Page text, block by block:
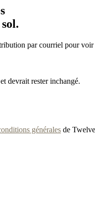
par courriel pour
devrait rester inchangé.
générales de